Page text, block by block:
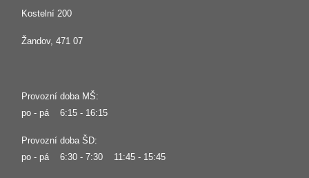
Kostelní 200
Žandov, 471 07
Provozní doba MŠ:
po - pá 6:15 - 16:15
Provozní doba ŠD:
po - pá 6:30 - 7:30 11:45 - 15:45